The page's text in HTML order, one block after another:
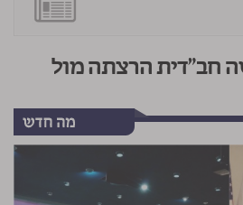
חב"דית הרצתה מול